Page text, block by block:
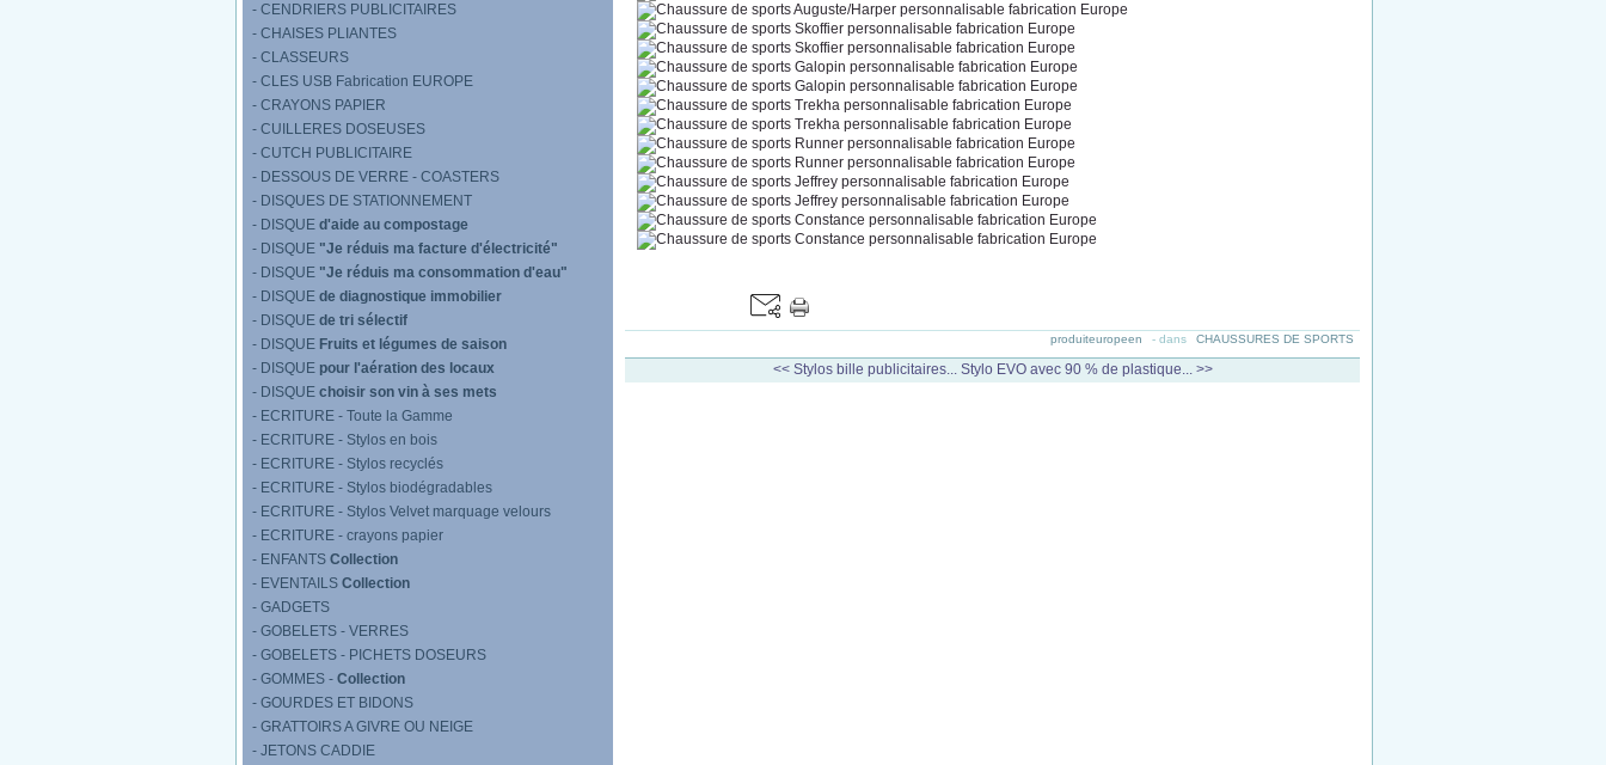
- CENDRIERS PUBLICITAIRES
- CHAISES PLIANTES
- CLASSEURS
- CLES USB Fabrication EUROPE
- CRAYONS PAPIER
- CUILLERES DOSEUSES
- CUTCH PUBLICITAIRE
- DESSOUS DE VERRE - COASTERS
- DISQUES DE STATIONNEMENT
- DISQUE d'aide au compostage
- DISQUE "Je réduis ma facture d'électricité"
- DISQUE "Je réduis ma consommation d'eau"
- DISQUE de diagnostique immobilier
- DISQUE de tri sélectif
- DISQUE Fruits et légumes de saison
- DISQUE pour l'aération des locaux
- DISQUE choisir son vin à ses mets
- ECRITURE - Toute la Gamme
- ECRITURE - Stylos en bois
- ECRITURE - Stylos recyclés
- ECRITURE - Stylos biodégradables
- ECRITURE - Stylos Velvet marquage velours
- ECRITURE - crayons papier
- ENFANTS Collection
- EVENTAILS Collection
- GADGETS
- GOBELETS - VERRES
- GOBELETS - PICHETS DOSEURS
- GOMMES - Collection
- GOURDES ET BIDONS
- GRATTOIRS A GIVRE OU NEIGE
- JETONS CADDIE
produiteuropeen - dans CHAUSSURES DE SPORTS
<< Stylos bille publicitaires... Stylo EVO avec 90 % de plastique... >>